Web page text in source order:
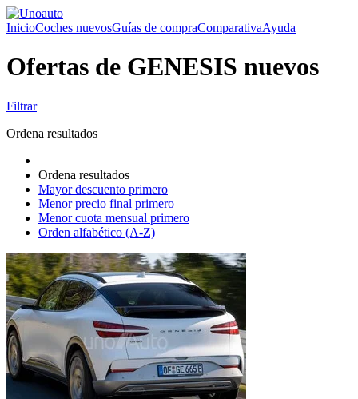
InicioCoches nuevosGuías de compraComparativaAyuda
Ofertas de GENESIS nuevos
Filtrar
Ordena resultados
Ordena resultados
Mayor descuento primero
Menor precio final primero
Menor cuota mensual primero
Orden alfabético (A-Z)